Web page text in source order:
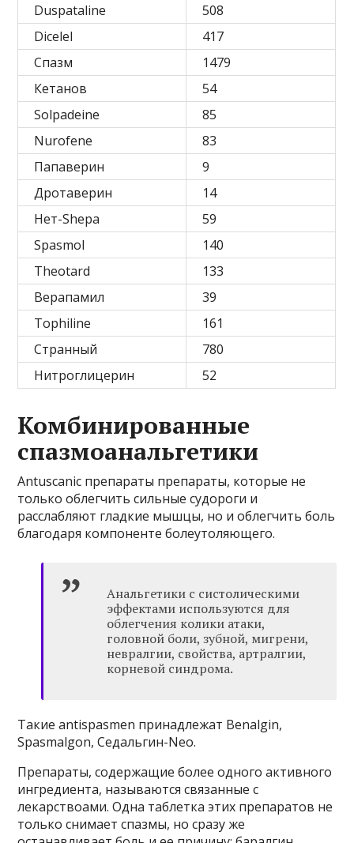
Duspataline
508
Dicelel
417
Спазм
1479
Кетанов
54
Solpadeine
85
Nurofene
83
Папаверин
9
Дротаверин
14
Нет-Shepa
59
Spasmol
140
Theotard
133
Верапамил
39
Tophiline
161
Странный
780
Нитроглицерин
52
Комбинированные
спазмоанальгетики
Antuscanic препараты препараты, которые не
только облегчить сильные судороги и
расслабляют гладкие мышцы, но и облегчить боль
благодаря компоненте болеутоляющего.
Анальгетики с систолическими
эффектами используются для
облегчения колики атаки,
головной боли, зубной, мигрени,
невралгии, свойства, артралгии,
корневой синдрома.
Такие antispasmen принадлежат Benalgin,
Spasmalgon, Седальгин-Neo.
Препараты, содержащие более одного активного
ингредиента, называются связанные с
лекарствоами. Одна таблетка этих препаратов не
только снимает спазмы, но сразу же